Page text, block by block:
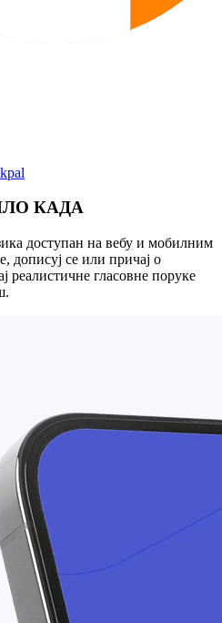
КАДА
доступан на вебу и мобилним
дописуј се или причај о
гласовне поруке